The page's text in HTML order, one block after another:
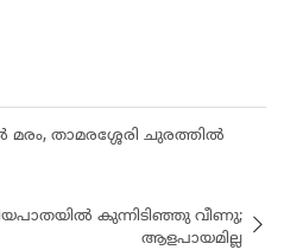
മരം, താമരശ്ശേരി ചുരത്തിൽ
കുന്നിടിഞ്ഞു വീണു;
ആളപായമില്ല